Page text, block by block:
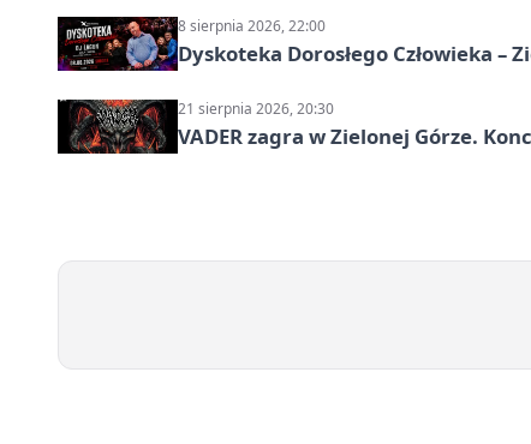
8 sierpnia 2026, 22:00
Dyskoteka Dorosłego Człowieka –
21 sierpnia 2026, 20:30
VADER zagra w Zielonej Górze.